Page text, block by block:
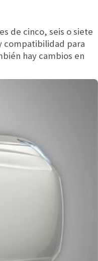
de cinco, seis o siete
compatibilidad para
hay cambios en